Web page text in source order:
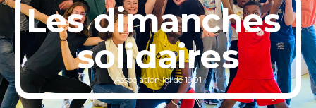
Les dimanches
solidaires
Association loi de 1901